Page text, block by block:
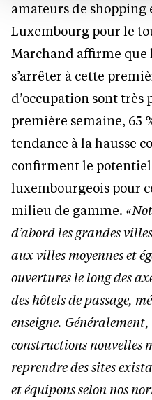
amateurs de shopping
Luxembourg pour le
Marchand affirme que
s’arrêter à cette
d’occupation sont très
première semaine, 65
tendance à la hausse
confirment le
luxembourgeois pour
milieu de gamme. «
d’abord les grandes
aux villes moyennes et
ouvertures le long des
des hôtels de passage,
enseigne.
constructions nouvelles
reprendre des sites
et équipons selon nos